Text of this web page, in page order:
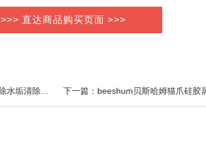
>>> 直达商品购买页面 >>>